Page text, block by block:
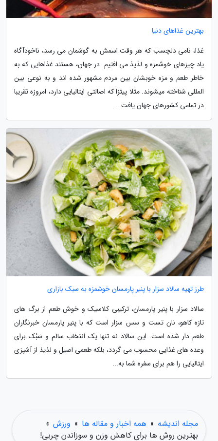
بهترین غذاهای دنیا
غذا، نامی دلچسب که هر وقت اسمش به گوشمان می رسد، ناخودآگاه
یاد چیزهای خوشمزه و لذیذ می افتیم. در جهان، هستند غذاهایی که به
خاطر طعم و مزه خوبشان بین مردم مشهور شده اند و به نوعی بین
المللی شناخته میشوند. مثلا پیتزا که اصالتی ایتالیایی دارد، امروزه تقریبا
در تمامی کشورهای جهان یافت...
طرز تهیه سالاد سزار با پنیر پارمسان خوشمزه به سبک بازاری
سالاد سزار با پنیر پارمسان، ترکیبی کلاسیک و خوش طعم از برگ های
تازه کاهو، نان تست و سس سزار است که با پنیر پارمسان خبرنگاران
طعم دار شده است. این سالاد نه تنها یک انتخاب سالم و سَبُک برای
وعده های غذایی محسوب می گردد، بلکه طعمی اصیل و لذیذ از آشپزی
ایتالیایی را هم برای سفره شما به...
مجله اندیشه » همه اخبار و مقاله ها » ورزش »
بهترین روش ها برای کاهش وزن و سوزاندن چربی!